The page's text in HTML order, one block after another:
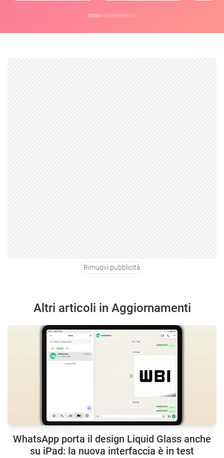
Rimuovi pubblicità
Altri articoli in Aggiornamenti
WhatsApp porta il design Liquid Glass anche
su iPad: la nuova interfaccia è in test